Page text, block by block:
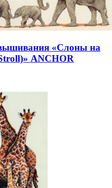
«Слоны на
ANCHOR